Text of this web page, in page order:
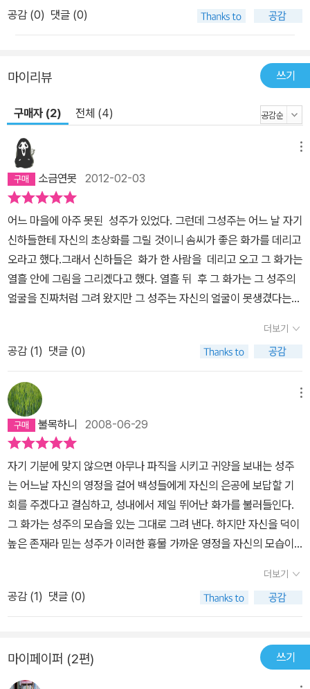
공감 (0) 댓글 (0)
마이리뷰 쓰기
구매자 (2) 전체 (4)
소금연못 2012-02-03
어느 마을에 아주 못된 성주가 있었다. 그런데 그성주는 어느 날 자기
신하들한테 자신의 초상화를 그릴 것이니 솜씨가 좋은 화가를 데리고
오라고 했다.그래서 신하들은 화가 한 사람을 데리고 오고 그 화가는
열흘 안에 그림을 그리겠다고 했다. 열흘 뒤 후 그 화가는 그 성주의
얼굴을 진짜처럼 그려 왔지만 그 성주는 자신의 얼굴이 못생겼다는
자신의 초상화를 그리게 했는데 그 이름이 바로 지루라는 화가 였다.
지루는 옛날 감옥에간 화가와 같은 스승께 배웠다.그러나 지루는 자
신의 목숨을 건지기 위해 스승의 가르침을 버리고 실제 성주와 다른
모습을 그려 살았다. 진정한 예술가의 길을 가시밭길과 같다 . 예술
을 한다는 것은 권력과 자본, 세태로 부터 멀어져야 한다 . 그런 것을
동시에 누리고자 한다면 절대로 훌륭한 예술은 완성되지 않는다 . 아
이들이 읽기에는 조금 난해하지만 읽을 만한 소설.
더보기
공감 (1) 댓글 (0)
불목하니 2008-06-29
자기 기분에 맞지 않으면 아무나 파직을 시키고 귀양을 보내는 성주
는 어느날 자신의 영정을 걸어 백성들에게 자신의 은공에 보답할 기
회를 주겠다고 결심하고, 성내에서 제일 뛰어난 화가를 불러들인다.
그 화가는 성주의 모습을 있는 그대로 그려 낸다. 하지만 자신을 덕이
높은 존재라 믿는 성주가 이러한 흉물 가까운 영정을 자신의 모습이
러하냐고 묻는다. 신하들은 화가의 그림이 성주의 모습을 완벽하게
재현했음을 알면서도 죽음이 두려워 그것을 인정하지 않는다. 성주는
그런 신하들의 비겁함과 왜곡된 가치관을 통해서 자신이 더할 나위
하기는커녕 덕한 악행을 저지르게 된다. 결국 있는 그대로의 사실을
왜곡 없이 그려 낸 화가만이 죽음을 당한다. 그러나 한 스승 밑에서 공
더보기
공감 (1) 댓글 (0)
마이페이퍼 (2편) 쓰기